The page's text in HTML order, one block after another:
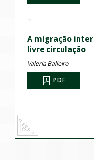
A migração
livre circulação
Valeria Balieiro
PDF